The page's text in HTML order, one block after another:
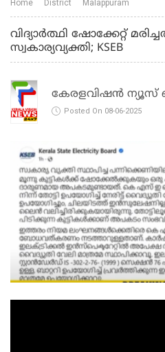
Home District Malappuram
വിദ്യാര്‍ത്ഥി ഷോക്കേറ്റ്
സ്വകാര്യവ്യക്തി; KSEB
കേരളവിഷൻ
Posted On 08-06-2025